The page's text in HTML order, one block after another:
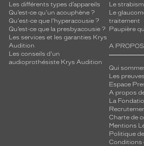
Les différents types d’appareils
Qu’est-ce qu'un acouphène ?
Qu'est-ce que l'hyperacousie ?
Qu’est-ce que la presbyacousie ?
Les services et les garanties Krys
Audition
Les conseils d'un
audioprothésiste Krys Audition
Le
Le
traitement
Paupière
A
Qui
Les
Espace
A propos
La
Charte de
Mentions
Politique
Conditions